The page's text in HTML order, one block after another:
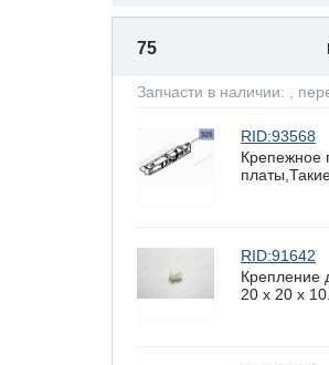
75
Запчасти в наличии: ,
RID:93568
Крепежное
RID:91642
Крепление
20 x 20 х 10.